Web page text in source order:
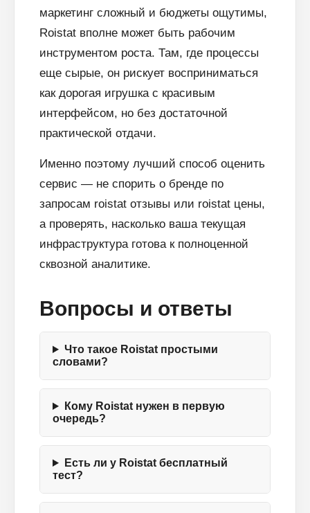
маркетинг сложный и бюджеты ощутимы,
Roistat вполне может быть рабочим
инструментом роста. Там, где процессы
еще сырые, он рискует восприниматься
как дорогая игрушка с красивым
интерфейсом, но без достаточной
практической отдачи.
Именно поэтому лучший способ оценить
сервис — не спорить о бренде по
запросам roistat отзывы или roistat цены,
а проверять, насколько ваша текущая
инфраструктура готова к полноценной
сквозной аналитике.
Вопросы и ответы
Что такое Roistat простыми
словами?
Кому Roistat нужен в первую
очередь?
Есть ли у Roistat бесплатный
тест?